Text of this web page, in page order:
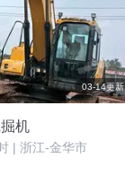
03-14更新
机
| 浙江-金华市